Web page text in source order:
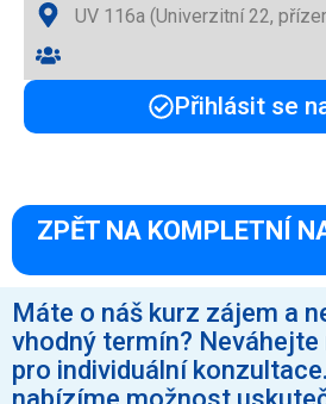
UV 116a (Univerzitní 22,
Přihlásit se
ZPĚT NA KOMPLETNÍ
Máte o náš kurz zájem a
vhodný termín?
pro individuální